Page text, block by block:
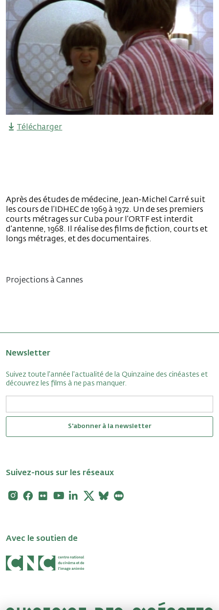
Télécharger
Après des études de médecine, Jean-Michel Carré suit
les cours de l’IDHEC de 1969 à 1972. Un de ses premiers
courts métrages sur Cuba pour l’ORTF est interdit
d’antenne, 1968. Il réalise des films de fiction, courts et
longs métrages, et des documentaires.
Projections à Cannes
Newsletter
Suivez toute l'année l'actualité de la Quinzaine des cinéastes et
découvrez les films à ne pas manquer.
S'abonner à la newsletter
Suivez-nous sur les réseaux
Instagram
Facebook
FlickrYoutubeLinkedin
X Bluesky
Avec le soutien de